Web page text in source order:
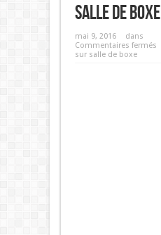
salle de boxe
mai 9, 2016
dans
Commentaires fermés
sur salle de boxe